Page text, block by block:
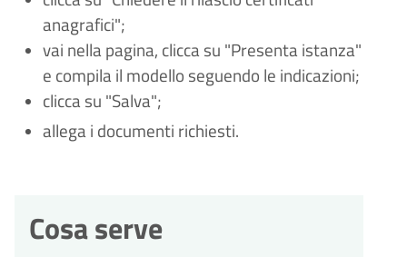
anagrafici";
vai nella pagina, clicca su "Presenta istanza"
e compila il modello seguendo le indicazioni;
clicca su "Salva";
allega i documenti richiesti.
Cosa serve